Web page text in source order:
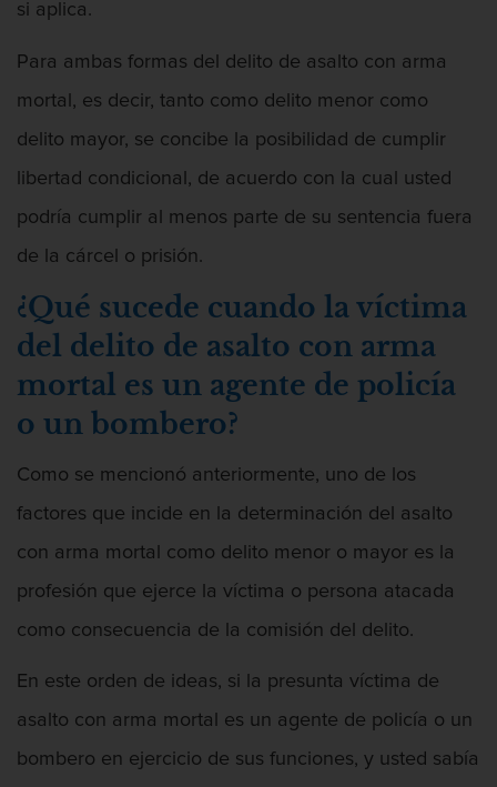
si aplica.
Para ambas formas del delito de asalto con arma
mortal, es decir, tanto como delito menor como
delito mayor, se concibe la posibilidad de cumplir
libertad condicional, de acuerdo con la cual usted
podría cumplir al menos parte de su sentencia fuera
de la cárcel o prisión.
¿Qué sucede cuando la víctima
del delito de asalto con arma
mortal es un agente de policía
o un bombero?
Como se mencionó anteriormente, uno de los
factores que incide en la determinación del asalto
con arma mortal como delito menor o mayor es la
profesión que ejerce la víctima o persona atacada
como consecuencia de la comisión del delito.
En este orden de ideas, si la presunta víctima de
asalto con arma mortal es un agente de policía o un
bombero en ejercicio de sus funciones, y usted sabía